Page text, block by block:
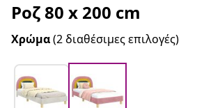
Ροζ 80 x 200 cm
Χρώμα(2 διαθέσιμες επιλογές)